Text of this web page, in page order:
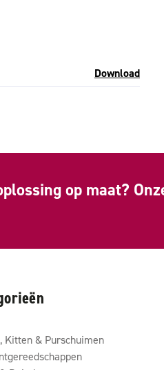
Download
op maat?
Kitten & Purschuimen